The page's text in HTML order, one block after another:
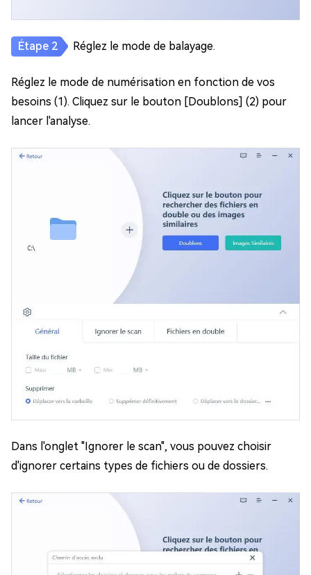
Réglez le mode de balayage.
Réglez le mode de numérisation en fonction de vos
besoins (1). Cliquez sur le bouton [Doublons] (2) pour
lancer l'analyse.
Dans l'onglet "Ignorer le scan", vous pouvez choisir
d'ignorer certains types de fichiers ou de dossiers.